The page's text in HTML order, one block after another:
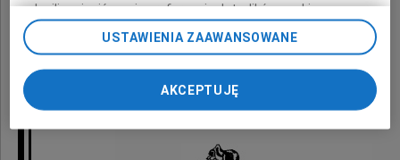
Ewą i Piotrem
Zenon i Kasia Żaczkiewicz
chwili zmienić swoje preferencje dot. plików cookie,
ponownie wywołując narzędzie do zarządzania Twoimi
preferencjami dot. przetwarzania danych poprzez
przechodząc do sekcji „Ustawienia zaawansowane”.
Zmiana ustawień plików cookie możliwa jest także za
My, nasi Zaufani Partnerzy i Agora S.A. możemy
USTAWIENIA ZAAWANSOWANE
AKCEPTUJĘ